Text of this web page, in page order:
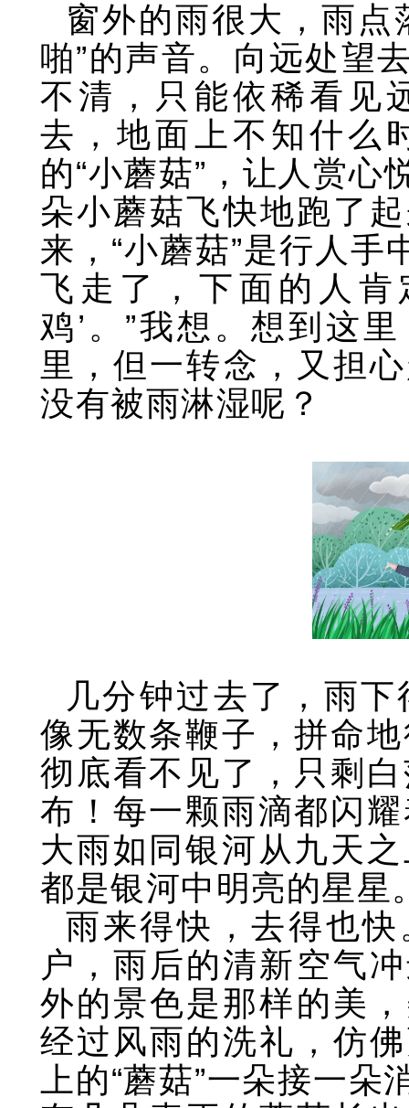
窗外的雨很大，雨点
啪”的声音。向远处望
不清，只能依稀看见
去，地面上不知什么
的“小蘑菇”，让人赏心
朵小蘑菇飞快地跑了
来，“小蘑菇”是行人手
飞走了，下面的人肯
鸡’。”我想。想到这
里，但一转念，又担
没有被雨淋湿呢？
几分钟过去了，雨
像无数条鞭子，拼命
彻底看不见了，只剩
布！每一颗雨滴都闪
大雨如同银河从九天
都是银河中明亮的星星
雨来得快，去得也
户，雨后的清新空气
外的景色是那样的美
经过风雨的洗礼，仿
上的“蘑菇”一朵接一朵